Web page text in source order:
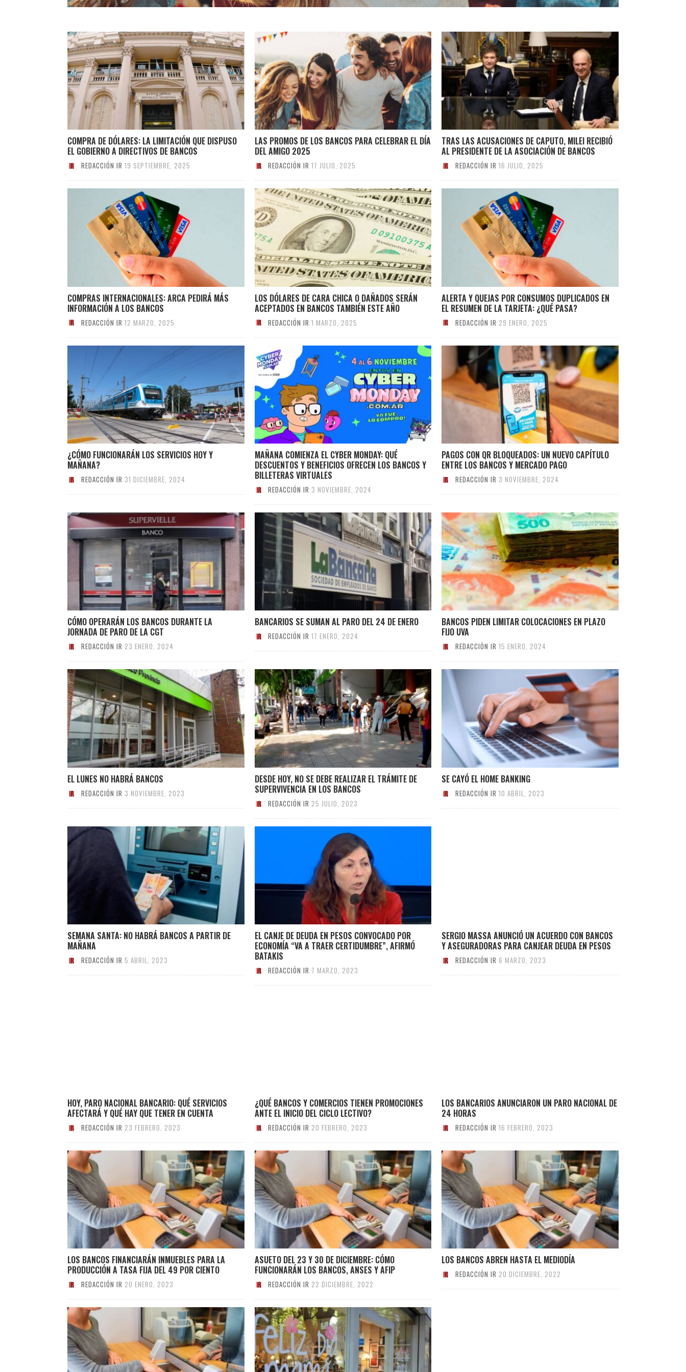
COMPRA DE DÓLARES: LA LIMITACIÓN QUE DISPUSO
EL GOBIERNO A DIRECTIVOS DE BANCOS
REDACCIÓN IR 19 SEPTIEMBRE, 2025
LAS PROMOS DE LOS BANCOS PARA CELEBRAR EL DÍA
DEL AMIGO 2025
REDACCIÓN IR 17 JULIO, 2025
TRAS LAS ACUSACIONES DE CAPUTO, MILEI RECIBIÓ
AL PRESIDENTE DE LA ASOCIACIÓN DE BANCOS
REDACCIÓN IR 16 JULIO, 2025
COMPRAS INTERNACIONALES: ARCA PEDIRÁ MÁS
INFORMACIÓN A LOS BANCOS
REDACCIÓN IR 12 MARZO, 2025
LOS DÓLARES DE CARA CHICA O DAÑADOS SERÁN
ACEPTADOS EN BANCOS TAMBIÉN ESTE AÑO
REDACCIÓN IR 1 MARZO, 2025
ALERTA Y QUEJAS POR CONSUMOS DUPLICADOS EN
EL RESUMEN DE LA TARJETA: ¿QUÉ PASA?
REDACCIÓN IR 29 ENERO, 2025
¿CÓMO FUNCIONARÁN LOS SERVICIOS HOY Y
MAÑANA?
REDACCIÓN IR 31 DICIEMBRE, 2024
MAÑANA COMIENZA EL CYBER MONDAY: QUÉ
DESCUENTOS Y BENEFICIOS OFRECEN LOS BANCOS Y
BILLETERAS VIRTUALES
REDACCIÓN IR 3 NOVIEMBRE, 2024
PAGOS CON QR BLOQUEADOS: UN NUEVO CAPÍTULO
ENTRE LOS BANCOS Y MERCADO PAGO
REDACCIÓN IR 3 NOVIEMBRE, 2024
CÓMO OPERARÁN LOS BANCOS DURANTE LA
JORNADA DE PARO DE LA CGT
REDACCIÓN IR 23 ENERO, 2024
BANCARIOS SE SUMAN AL PARO DEL 24 DE ENERO
REDACCIÓN IR 17 ENERO, 2024
BANCOS PIDEN LIMITAR COLOCACIONES EN PLAZO
FIJO UVA
REDACCIÓN IR 15 ENERO, 2024
EL LUNES NO HABRÁ BANCOS
REDACCIÓN IR 3 NOVIEMBRE, 2023
DESDE HOY, NO SE DEBE REALIZAR EL TRÁMITE DE
SUPERVIVENCIA EN LOS BANCOS
REDACCIÓN IR 25 JULIO, 2023
SE CAYÓ EL HOME BANKING
REDACCIÓN IR 10 ABRIL, 2023
SEMANA SANTA: NO HABRÁ BANCOS A PARTIR DE
MAÑANA
REDACCIÓN IR 5 ABRIL, 2023
EL CANJE DE DEUDA EN PESOS CONVOCADO POR
ECONOMÍA “VA A TRAER CERTIDUMBRE”, AFIRMÓ
BATAKIS
REDACCIÓN IR 7 MARZO, 2023
SERGIO MASSA ANUNCIÓ UN ACUERDO CON BANCOS
Y ASEGURADORAS PARA CANJEAR DEUDA EN PESOS
REDACCIÓN IR 6 MARZO, 2023
HOY, PARO NACIONAL BANCARIO: QUÉ SERVICIOS
AFECTARÁ Y QUÉ HAY QUE TENER EN CUENTA
REDACCIÓN IR 23 FEBRERO, 2023
¿QUÉ BANCOS Y COMERCIOS TIENEN PROMOCIONES
ANTE EL INICIO DEL CICLO LECTIVO?
REDACCIÓN IR 20 FEBRERO, 2023
LOS BANCARIOS ANUNCIARON UN PARO NACIONAL DE
24 HORAS
REDACCIÓN IR 16 FEBRERO, 2023
LOS BANCOS FINANCIARÁN INMUEBLES PARA LA
PRODUCCIÓN A TASA FIJA DEL 49 POR CIENTO
REDACCIÓN IR 20 ENERO, 2023
ASUETO DEL 23 Y 30 DE DICIEMBRE: CÓMO
FUNCIONARÁN LOS BANCOS, ANSES Y AFIP
REDACCIÓN IR 22 DICIEMBRE, 2022
LOS BANCOS ABREN HASTA EL MEDIODÍA
REDACCIÓN IR 20 DICIEMBRE, 2022